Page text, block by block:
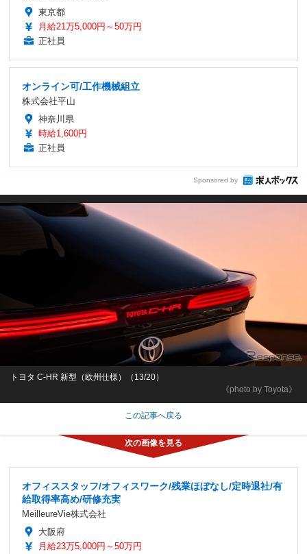
東京都
月給21万5,000円～50万円
正社員
オンライン可/工作機械組立
株式会社平山
神奈川県
時給1,600円
正社員
Sponsored by
《photo by Toyota》
トヨタ C-HR 新型（欧州仕様）（13/20）
この記事へ戻る
オフィススタッフ/オフィスワーク/残業ほぼなし/定時退社/有
給取得率高め/研修充実
MeilleureVie株式会社
大阪府
月給23万5,000円～50万円